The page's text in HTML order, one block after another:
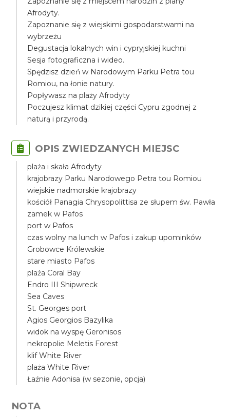
Afrodyty.
Zapoznanie się z wiejskimi gospodarstwami na
wybrzeżu
Degustacja lokalnych win i cypryjskiej kuchni
Sesja fotograficzna i wideo.
Spędzisz dzień w Narodowym Parku Petra tou
Romiou, na łonie natury.
Popływasz na plaży Afrodyty
Poczujesz klimat dzikiej części Cypru zgodnej z
naturą i przyrodą.
OPIS ZWIEDZANYCH MIEJSC
plaża i skała Afrodyty
krajobrazy Parku Narodowego Petra tou Romiou
wiejskie nadmorskie krajobrazy
kościół Panagia Chrysopolittisa ze słupem św. Pawła
zamek w Pafos
port w Pafos
czas wolny na lunch w Pafos i zakup upominków
Grobowce Królewskie
stare miasto Pafos
plaża Coral Bay
Endro III Shipwreck
Sea Caves
St. Georges port
Agios Georgios Bazylika
widok na wyspę Geronisos
nekropolie Meletis Forest
klif White River
plaża White River
Łaźnie Adonisa (w sezonie, opcja)
NOTA